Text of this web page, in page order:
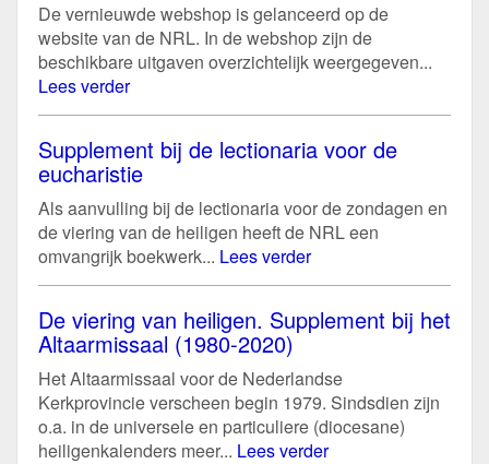
De vernieuwde webshop is gelanceerd op de
website van de NRL. In de webshop zijn de
beschikbare uitgaven overzichtelijk weergegeven...
Lees verder
Supplement bij de lectionaria voor de
eucharistie
Als aanvulling bij de lectionaria voor de zondagen en
de viering van de heiligen heeft de NRL een
omvangrijk boekwerk... Lees verder
De viering van heiligen. Supplement bij het
Altaarmissaal (1980-2020)
Het Altaarmissaal voor de Nederlandse
Kerkprovincie verscheen begin 1979. Sindsdien zijn
o.a. in de universele en particuliere (diocesane)
heiligenkalenders meer... Lees verder